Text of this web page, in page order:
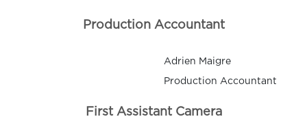
Production Accountant
Adrien Maigre
Production Accountant
First Assistant Camera